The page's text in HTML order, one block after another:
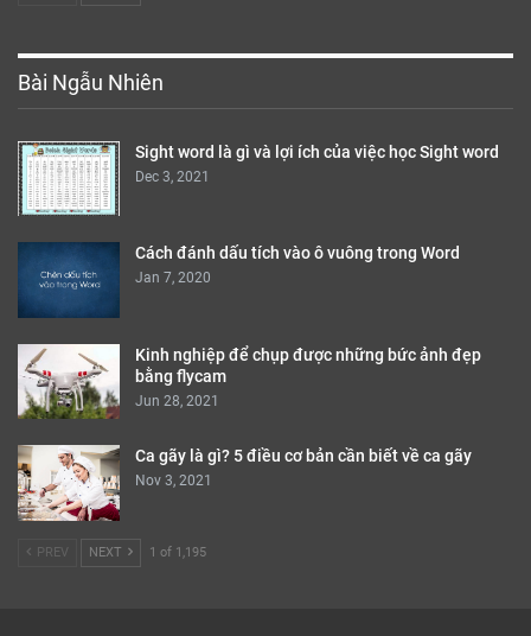
Bài Ngẫu Nhiên
Sight word là gì và lợi ích của việc học Sight word
Dec 3, 2021
Cách đánh dấu tích vào ô vuông trong Word
Jan 7, 2020
Kinh nghiệp để chụp được những bức ảnh đẹp
bằng flycam
Jun 28, 2021
Ca gãy là gì? 5 điều cơ bản cần biết về ca gãy
Nov 3, 2021
PREV NEXT 1 of 1,195